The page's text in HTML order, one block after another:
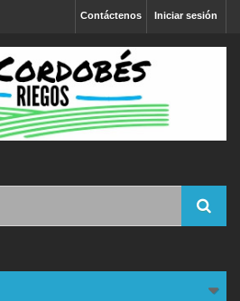
Iniciar sesión
Contáctenos